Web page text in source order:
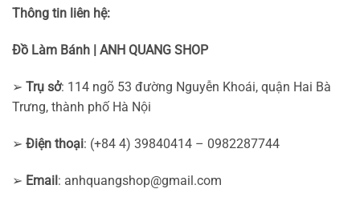
Thông tin liên hệ:
Đồ Làm Bánh | ANH QUANG SHOP
➢ Trụ sở: 114 ngõ 53 đường Nguyễn Khoái, quận Hai Bà
Trưng, thành phố Hà Nội
➢ Điện thoại: (+84 4) 39840414 – 0982287744
➢ Email: anhquangshop@gmail.com